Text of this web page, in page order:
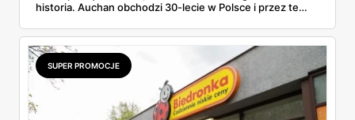
historia. Auchan obchodzi 30-lecie w Polsce i przez te
tylko słodycz, to wspomnienia zapakowane w sreberko.
Dlatego w gazetkach promocyjnych na 30-lecie
znajdziesz krainy czekolady, gdzie ceny spadają, a wybór
rośnie.
SUPER PROMOCJE